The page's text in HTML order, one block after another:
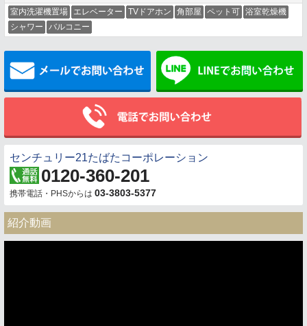
室内洗濯機置場 エレベーター TVドアホン 角部屋 ペット可 浴室乾燥機
シャワー
バルコニー
メールでお問い合わせ
センチュリー21たばたコーポレーション
0120-360-201
携帯電話・PHSからは 03-3803-5377
紹介動画